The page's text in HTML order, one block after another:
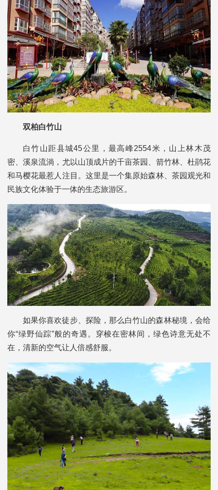
双柏白竹山
白竹山距县城45公里，最高峰2554米，山上林木茂
密、溪泉流淌，尤以山顶成片的千亩茶园、箭竹林、杜鹃花
和马樱花最惹人注目。这里是一个集原始森林、茶园观光和
民族文化体验于一体的生态旅游区。
如果你喜欢徒步、探险，那么白竹山的森林秘境，会给
你“绿野仙踪”般的奇遇。穿梭在密林间，绿色诗意无处不
在，清新的空气让人倍感舒服。